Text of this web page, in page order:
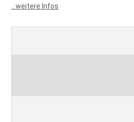
...weitere Infos